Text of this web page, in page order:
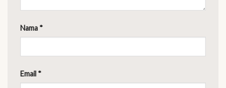
Nama *
Email *